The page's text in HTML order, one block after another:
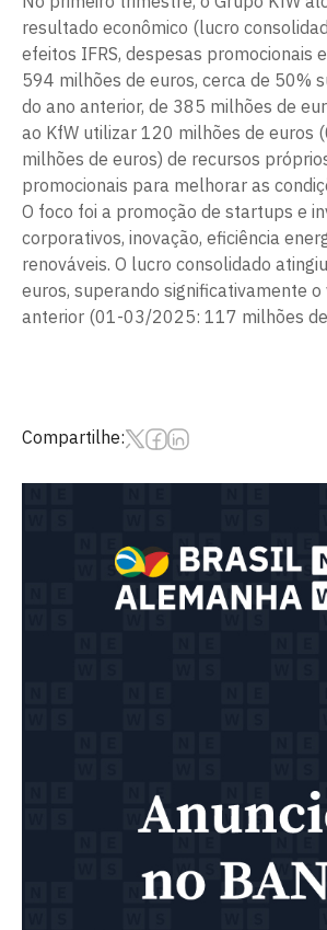
resultado econômico (lucro
efeitos IFRS, despesas promocionais
594 milhões de euros, cerca de 50%
do ano anterior, de 385 milhões de
ao KfW utilizar 120 milhões de
milhões de euros) de recursos
promocionais para melhorar as
O foco foi a promoção de startups e
corporativos, inovação, eficiência
renováveis. O lucro consolidado
euros, superando significativamente o
anterior (01-03/2025: 117 milhões
Compartilhe: